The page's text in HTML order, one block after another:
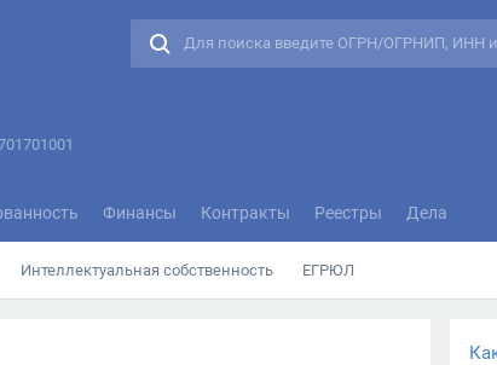
Финансы Контракты Реестры Дела
Интеллектуальная собственность ЕГРЮЛ